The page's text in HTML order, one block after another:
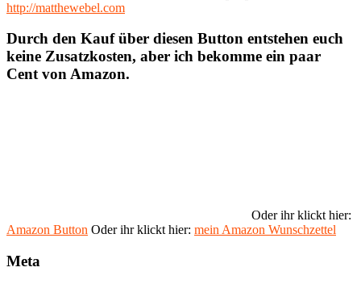
http://matthewebel.com
Durch den Kauf über diesen Button entstehen euch
keine Zusatzkosten, aber ich bekomme ein paar
Cent von Amazon.
Oder ihr klickt hier:
Amazon Button Oder ihr klickt hier: mein Amazon Wunschzettel
Meta